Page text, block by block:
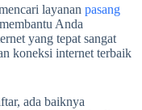
layanan pasang
Anda
yang tepat sangat
koneksi internet terbaik
ada baiknya